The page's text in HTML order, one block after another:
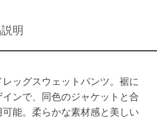
明
ッグスウェットパンツ。裾に
ンで、同色のジャケットと合
能。柔らかな素材感と美しい